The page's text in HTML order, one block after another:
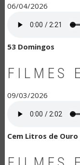
06/04/2026
53 Domingos
FILMES
09/03/2026
Cem Litros de Ouro